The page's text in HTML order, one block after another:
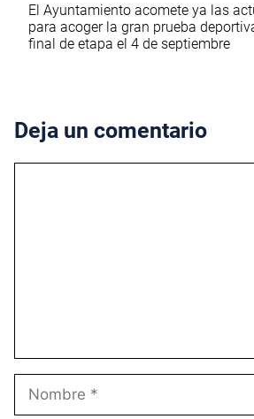
El Ayuntamiento acomete ya las
para acoger la gran prueba
final de etapa el 4 de septiembre
Deja un comentario
Nombre